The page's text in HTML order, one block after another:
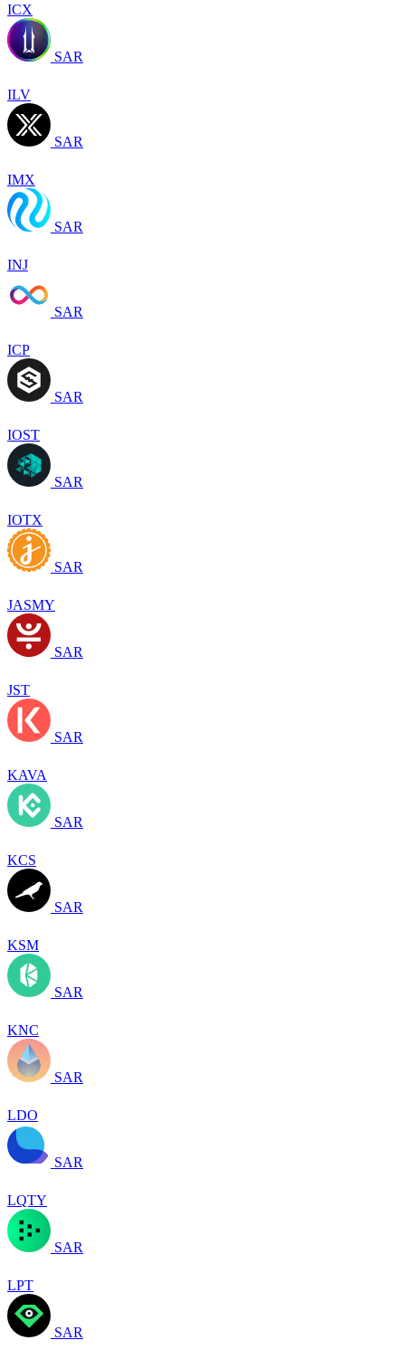
ICX
SAR
ILV
SAR
IMX
SAR
INJ
SAR
ICP
SAR
IOST
SAR
IOTX
SAR
JASMY
SAR
JST
SAR
KAVA
SAR
KCS
SAR
KSM
SAR
KNC
SAR
LDO
SAR
LQTY
SAR
LPT
SAR